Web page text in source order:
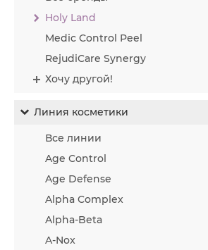
Holy Land
Medic Control Peel
RejudiCare Synergy
Хочу другой!
Линия косметики
Все линии
Age Control
Age Defense
Alpha Complex
Alpha-Beta
A-Nox